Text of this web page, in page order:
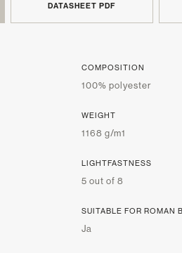
DATASHEET PDF
COMPOSITION
100% polyester
WEIGHT
1168 g/m1
LIGHTFASTNESS
5 out of 8
SUITABLE FOR ROMAN
Ja